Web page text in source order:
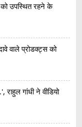
को उपस्थित रहने के
वाले प्रोडक्ट्स को
गांधी ने वीडियो